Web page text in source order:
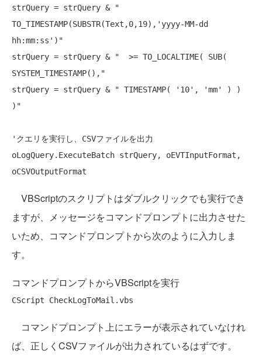
strQuery = strQuery & "
TO_TIMESTAMP(SUBSTR(Text,0,19),'yyyy-MM-dd
hh:mm:ss')"
strQuery = strQuery & "  >= TO_LOCALTIME( SUB(
SYSTEM_TIMESTAMP(),"
strQuery = strQuery & " TIMESTAMP( '10', 'mm' ) )
)"
'クエリを実行し、CSVファイルを出力
oLogQuery.ExecuteBatch strQuery, oEVTInputFormat,
VBScriptのスクリプトはダブルクリックでも実行でき
ますが、メッセージをコマンドプロンプトに出力させた
いため、コマンドプロンプトから次のように入力しま
す。
コマンドプロンプトからVBScriptを実行
コマンドプロンプト上にエラーが表示されていなけれ
ば、正しくCSVファイルが出力されているはずです。